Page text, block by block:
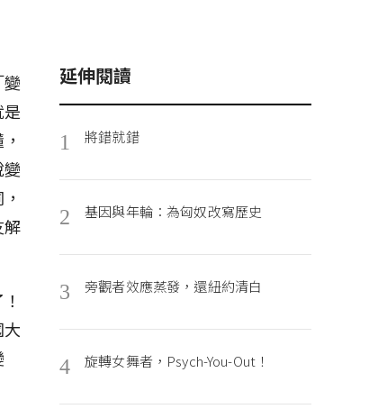
解
延伸閱讀
1 將錯就錯
2 基因與年輪：為匈奴改寫歷史
3 旁觀者效應蒸發，還紐約清白
4 旋轉女舞者，Psych-You-Out！